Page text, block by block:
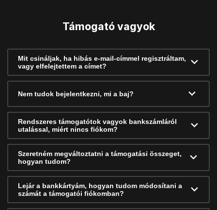
Támogató vagyok
Mit csináljak, ha hibás e-mail-címmel regisztráltam,
vagy elfelejtettem a címet?
Nem tudok bejelentkezni, mi a baj?
Rendszeres támogatótok vagyok bankszámláról
utalással, miért nincs fiókom?
Szeretném megváltoztatni a támogatási összeget,
hogyan tudom?
Lejár a bankkártyám, hogyan tudom módosítani a
számát a támogatói fiókomban?